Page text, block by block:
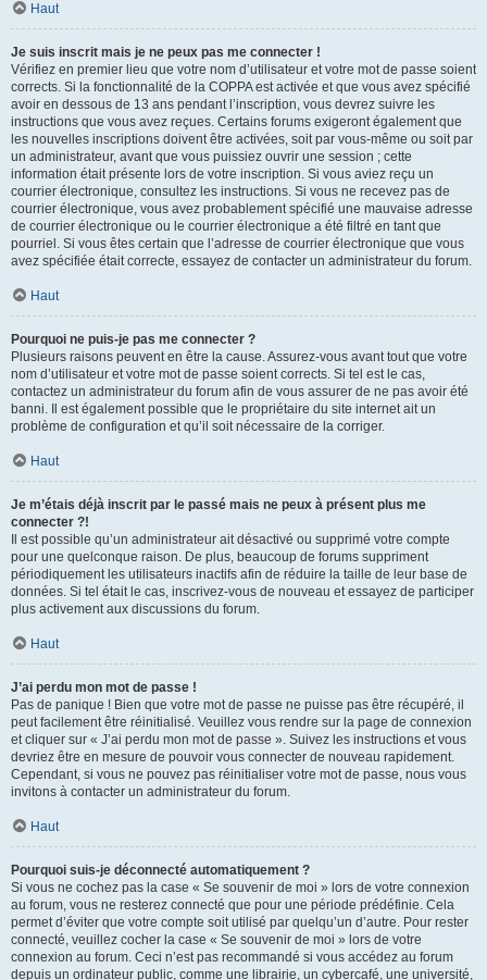
Haut
Je suis inscrit mais je ne peux pas me connecter !
Vérifiez en premier lieu que votre nom d’utilisateur et votre mot de passe soient
corrects. Si la fonctionnalité de la COPPA est activée et que vous avez spécifié
avoir en dessous de 13 ans pendant l’inscription, vous devrez suivre les
instructions que vous avez reçues. Certains forums exigeront également que
les nouvelles inscriptions doivent être activées, soit par vous-même ou soit par
un administrateur, avant que vous puissiez ouvrir une session ; cette
information était présente lors de votre inscription. Si vous aviez reçu un
courrier électronique, consultez les instructions. Si vous ne recevez pas de
courrier électronique, vous avez probablement spécifié une mauvaise adresse
de courrier électronique ou le courrier électronique a été filtré en tant que
pourriel. Si vous êtes certain que l’adresse de courrier électronique que vous
avez spécifiée était correcte, essayez de contacter un administrateur du forum.
Haut
Pourquoi ne puis-je pas me connecter ?
Plusieurs raisons peuvent en être la cause. Assurez-vous avant tout que votre
nom d’utilisateur et votre mot de passe soient corrects. Si tel est le cas,
contactez un administrateur du forum afin de vous assurer de ne pas avoir été
banni. Il est également possible que le propriétaire du site internet ait un
problème de configuration et qu’il soit nécessaire de la corriger.
Haut
Je m’étais déjà inscrit par le passé mais ne peux à présent plus me
connecter ?!
Il est possible qu’un administrateur ait désactivé ou supprimé votre compte
pour une quelconque raison. De plus, beaucoup de forums suppriment
périodiquement les utilisateurs inactifs afin de réduire la taille de leur base de
données. Si tel était le cas, inscrivez-vous de nouveau et essayez de participer
plus activement aux discussions du forum.
Haut
J’ai perdu mon mot de passe !
Pas de panique ! Bien que votre mot de passe ne puisse pas être récupéré, il
peut facilement être réinitialisé. Veuillez vous rendre sur la page de connexion
et cliquer sur « J’ai perdu mon mot de passe ». Suivez les instructions et vous
devriez être en mesure de pouvoir vous connecter de nouveau rapidement.
Cependant, si vous ne pouvez pas réinitialiser votre mot de passe, nous vous
invitons à contacter un administrateur du forum.
Haut
Pourquoi suis-je déconnecté automatiquement ?
Si vous ne cochez pas la case « Se souvenir de moi » lors de votre connexion
au forum, vous ne resterez connecté que pour une période prédéfinie. Cela
permet d’éviter que votre compte soit utilisé par quelqu’un d’autre. Pour rester
connecté, veuillez cocher la case « Se souvenir de moi » lors de votre
connexion au forum. Ceci n’est pas recommandé si vous accédez au forum
depuis un ordinateur public, comme une librairie, un cybercafé, une université,